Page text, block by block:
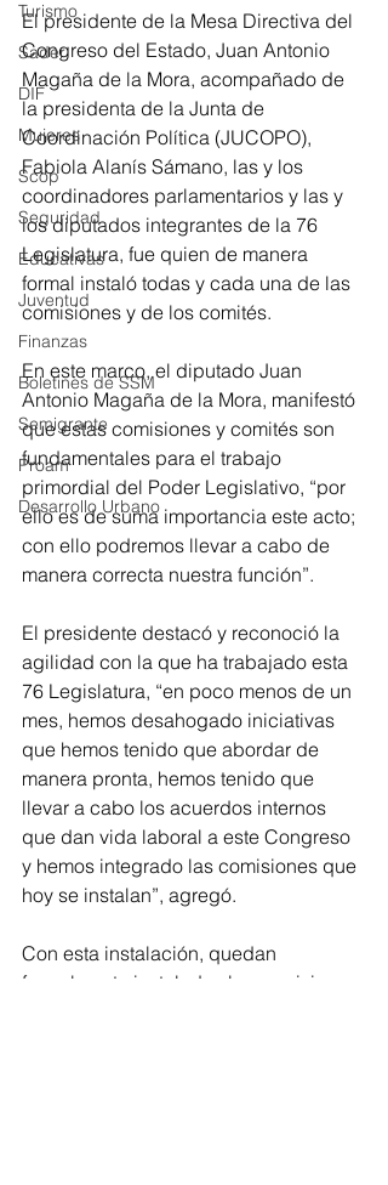
Turismo
Sader
DIF
Mujeres
Scop
Seguridad
Educativas
Juventud
Finanzas
Boletines de SSM
Semigrante
Proam
Desarrollo Urbano
El presidente de la Mesa Directiva del
Congreso del Estado, Juan Antonio
Magaña de la Mora, acompañado de
la presidenta de la Junta de
Coordinación Política (JUCOPO),
Fabiola Alanís Sámano, las y los
coordinadores parlamentarios y las y
los diputados integrantes de la 76
Legislatura, fue quien de manera
formal instaló todas y cada una de las
comisiones y de los comités.
En este marco, el diputado Juan
Antonio Magaña de la Mora, manifestó
que estas comisiones y comités son
fundamentales para el trabajo
primordial del Poder Legislativo, “por
ello es de suma importancia este acto;
con ello podremos llevar a cabo de
manera correcta nuestra función”.
El presidente destacó y reconoció la
agilidad con la que ha trabajado esta
76 Legislatura, “en poco menos de un
mes, hemos desahogado iniciativas
que hemos tenido que abordar de
manera pronta, hemos tenido que
llevar a cabo los acuerdos internos
que dan vida laboral a este Congreso
y hemos integrado las comisiones que
hoy se instalan”, agregó.
Con esta instalación, quedan
formalmente instaladas las comisiones